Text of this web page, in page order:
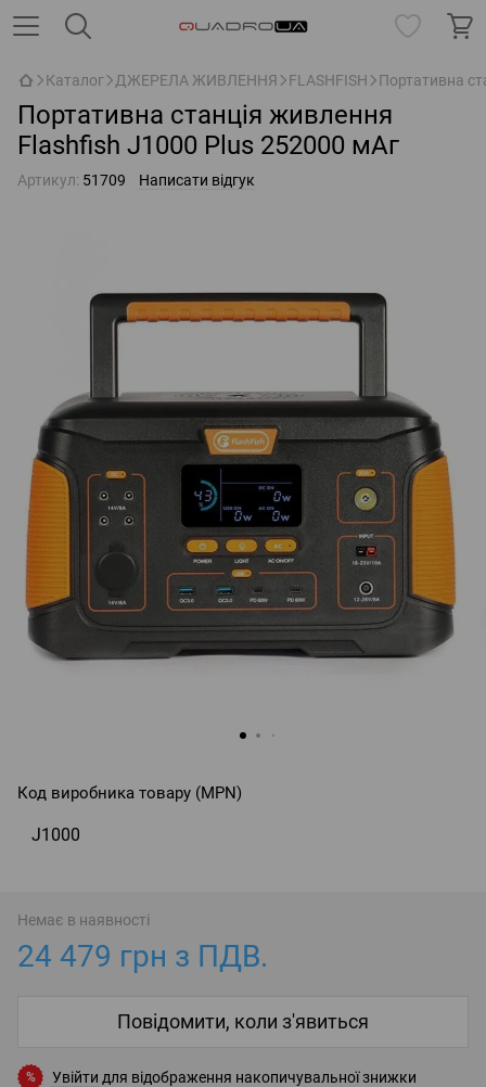
Каталог ДЖЕРЕЛА ЖИВЛЕННЯ FLASHFISH Портативна
Портативна станція живлення
Flashfish J1000 Plus 252000 мАг
Артикул: 51709 Написати відгук
Код виробника товару (MPN)
J1000
Немає в наявності
24 479 грн з ПДВ.
Повідомити, коли з'явиться
% Увійти для відображення накопичувальної знижки